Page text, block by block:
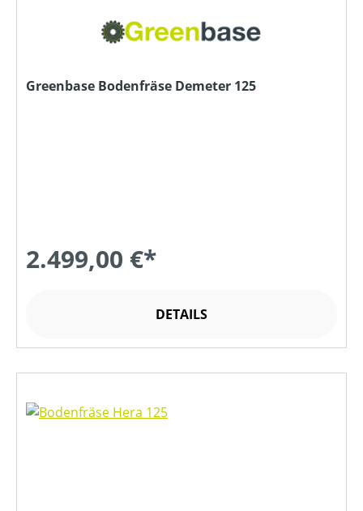
Greenbase Bodenfräse Demeter 125
2.499,00 €*
DETAILS